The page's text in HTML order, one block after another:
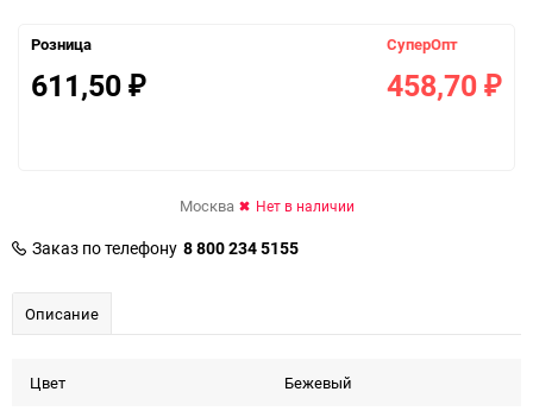
Розница
611,50 ₽
СуперОпт
458,70 ₽
Москва Нет в наличии
Заказ по телефону 8 800 234 5155
Описание
Цвет Бежевый